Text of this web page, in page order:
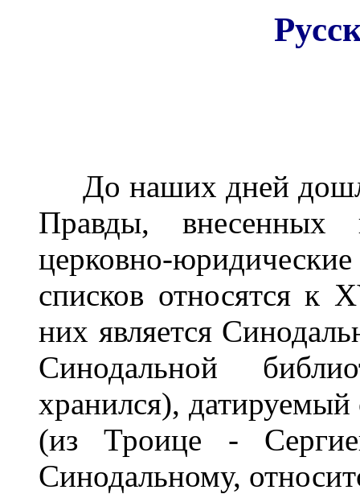
До наших дней
Правды, внесенных
церковно-
списков относятся к
них является
Синодальной
хранился),
(из Троице -
Синодальному,